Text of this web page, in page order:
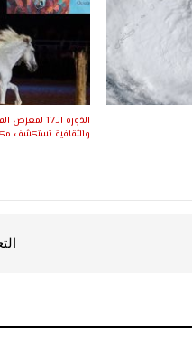
الدورة الـ17
والثقافية تستكشف